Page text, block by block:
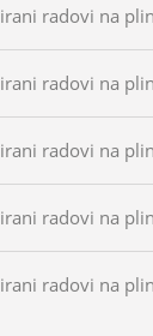
radovi na
radovi na
radovi na
radovi na
radovi na